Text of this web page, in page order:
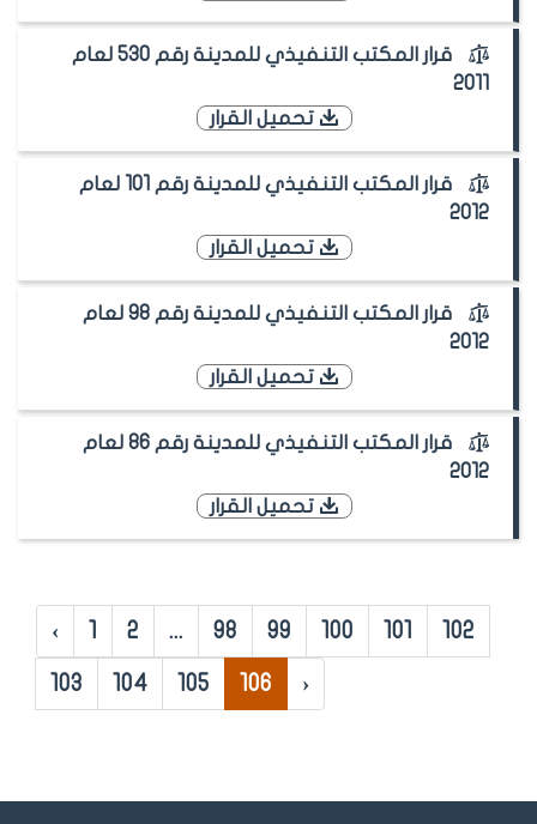
قرار المكتب التنفيذي للمدينة رقم 530 لعام
2011
تحميل القرار
قرار المكتب التنفيذي للمدينة رقم 101 لعام
2012
تحميل القرار
قرار المكتب التنفيذي للمدينة رقم 98 لعام
2012
تحميل القرار
قرار المكتب التنفيذي للمدينة رقم 86 لعام
2012
تحميل القرار
‹ 2 ... 98 99 100 101 102
103 104 105 106 ›